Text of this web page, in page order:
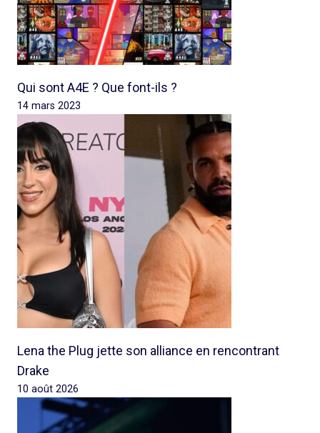
Qui sont A4E ? Que font-ils ?
14 mars 2023
Lena the Plug jette son alliance en rencontrant
Drake
10 août 2026